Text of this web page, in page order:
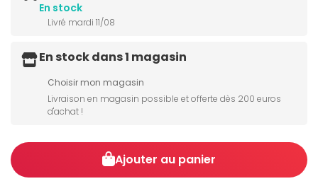
En stock
Livré mardi 11/08
En stock dans 1 magasin
Choisir mon magasin
Livraison en magasin possible et offerte dès 200 euros
d'achat !
Ajouter au panier